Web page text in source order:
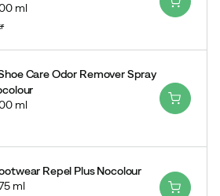
ml
Care Odor Remover Spray
ml
Repel Plus Nocolour
ml